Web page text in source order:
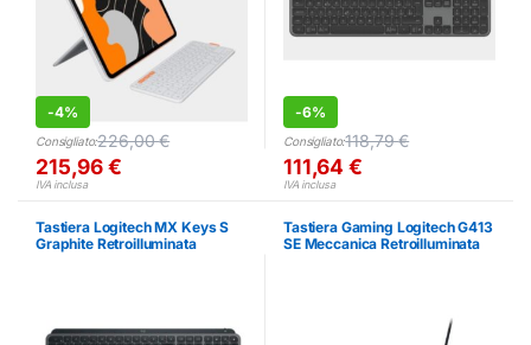
-4%
Consigliato:226,00€
215,96€
IVA inclusa
-6%
Consigliato:118,79€
111,64€
IVA inclusa
Tastiera Logitech MX Keys S
Graphite Retroilluminata
Tastiera Gaming Logitech G413
SE Meccanica Retroilluminata